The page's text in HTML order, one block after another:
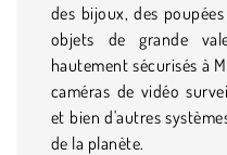
des bijoux, des
objets de grande
hautement sécurisés à
caméras de vidéo
et bien d'autres
de la planète.